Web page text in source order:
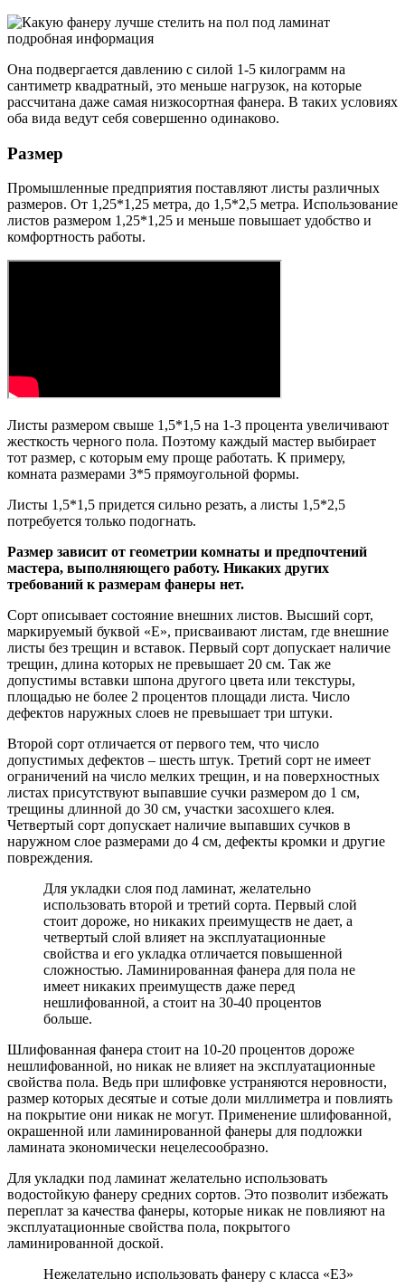
Она подвергается давлению с силой 1-5 килограмм на
сантиметр квадратный, это меньше нагрузок, на которые
рассчитана даже самая низкосортная фанера. В таких условиях
оба вида ведут себя совершенно одинаково.
Размер
Промышленные предприятия поставляют листы различных
размеров. От 1,25*1,25 метра, до 1,5*2,5 метра. Использование
листов размером 1,25*1,25 и меньше повышает удобство и
комфортность работы.
Листы размером свыше 1,5*1,5 на 1-3 процента увеличивают
жесткость черного пола. Поэтому каждый мастер выбирает
тот размер, с которым ему проще работать. К примеру,
комната размерами 3*5 прямоугольной формы.
Листы 1,5*1,5 придется сильно резать, а листы 1,5*2,5
потребуется только подогнать.
Размер зависит от геометрии комнаты и предпочтений
мастера, выполняющего работу. Никаких других
требований к размерам фанеры нет.
Сорт описывает состояние внешних листов. Высший сорт,
маркируемый буквой «Е», присваивают листам, где внешние
листы без трещин и вставок. Первый сорт допускает наличие
трещин, длина которых не превышает 20 см. Так же
допустимы вставки шпона другого цвета или текстуры,
площадью не более 2 процентов площади листа. Число
дефектов наружных слоев не превышает три штуки.
Второй сорт отличается от первого тем, что число
допустимых дефектов – шесть штук. Третий сорт не имеет
ограничений на число мелких трещин, и на поверхностных
листах присутствуют выпавшие сучки размером до 1 см,
трещины длинной до 30 см, участки засохшего клея.
Четвертый сорт допускает наличие выпавших сучков в
наружном слое размерами до 4 см, дефекты кромки и другие
повреждения.
Для укладки слоя под ламинат, желательно
использовать второй и третий сорта. Первый слой
стоит дороже, но никаких преимуществ не дает, а
четвертый слой влияет на эксплуатационные
свойства и его укладка отличается повышенной
сложностью. Ламинированная фанера для пола не
имеет никаких преимуществ даже перед
нешлифованной, а стоит на 30-40 процентов
больше.
Шлифованная фанера стоит на 10-20 процентов дороже
нешлифованной, но никак не влияет на эксплуатационные
свойства пола. Ведь при шлифовке устраняются неровности,
размер которых десятые и сотые доли миллиметра и повлиять
на покрытие они никак не могут. Применение шлифованной,
окрашенной или ламинированной фанеры для подложки
ламината экономически нецелесообразно.
Для укладки под ламинат желательно использовать
водостойкую фанеру средних сортов. Это позволит избежать
переплат за качества фанеры, которые никак не повлияют на
эксплуатационные свойства пола, покрытого
ламинированной доской.
Нежелательно использовать фанеру с класса «Е3»